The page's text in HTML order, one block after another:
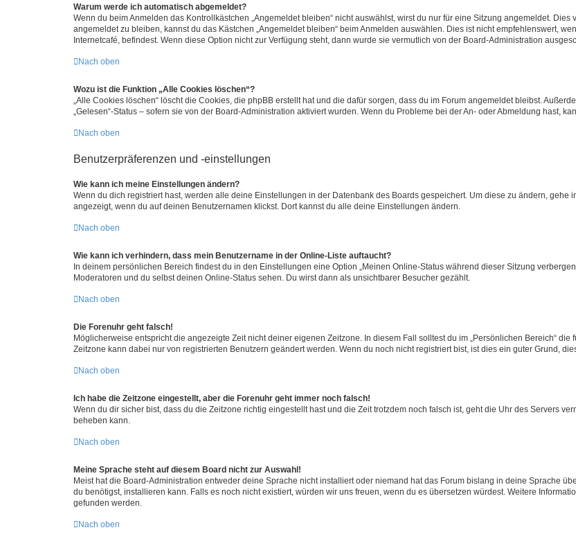
Warum werde ich automatisch abgemeldet?
Wenn du beim Anmelden das Kontrollkästchen „Angemeldet bleiben“ nicht auswählst, wirst du nur für eine Sitzung angemeldet.
angemeldet zu bleiben, kannst du das Kästchen „Angemeldet bleiben“ beim Anmelden auswählen. Dies ist nicht empfehlenswert,
Internetcafé, befindest. Wenn diese Option nicht zur Verfügung steht, dann wurde sie vermutlich von der Board-Administration
Nach oben
Wozu ist die Funktion „Alle Cookies löschen“?
„Alle Cookies löschen“ löscht die Cookies, die phpBB erstellt hat und die dafür sorgen, dass du im Forum angemeldet bleibst.
„Gelesen“-Status – sofern sie von der Board-Administration aktiviert wurden. Wenn du Probleme bei der An- oder Abmeldung hast,
Nach oben
Benutzerpräferenzen und -einstellungen
Wie kann ich meine Einstellungen ändern?
Wenn du dich registriert hast, werden alle deine Einstellungen in der Datenbank des Boards gespeichert. Um diese zu ändern, gehe
angezeigt, wenn du auf deinen Benutzernamen klickst. Dort kannst du alle deine Einstellungen ändern.
Nach oben
Wie kann ich verhindern, dass mein Benutzername in der Online-Liste auftaucht?
In deinem persönlichen Bereich findest du in den Einstellungen eine Option „Meinen Online-Status während dieser Sitzung
Moderatoren und du selbst deinen Online-Status sehen. Du wirst dann als unsichtbarer Besucher gezählt.
Nach oben
Die Forenuhr geht falsch!
Möglicherweise entspricht die angezeigte Zeit nicht deiner eigenen Zeitzone. In diesem Fall solltest du im „Persönlichen Bereich“
Zeitzone kann dabei nur von registrierten Benutzern geändert werden. Wenn du noch nicht registriert bist, ist dies ein guter Grund,
Nach oben
Ich habe die Zeitzone eingestellt, aber die Forenuhr geht immer noch falsch!
Wenn du dir sicher bist, dass du die Zeitzone richtig eingestellt hast und die Zeit trotzdem noch falsch ist, geht die Uhr des Servers
beheben kann.
Nach oben
Meine Sprache steht auf diesem Board nicht zur Auswahl!
Meist hat die Board-Administration entweder deine Sprache nicht installiert oder niemand hat das Forum bislang in deine Sprache
du benötigst, installieren kann. Falls es noch nicht existiert, würden wir uns freuen, wenn du es übersetzen würdest. Weitere
gefunden werden.
Nach oben